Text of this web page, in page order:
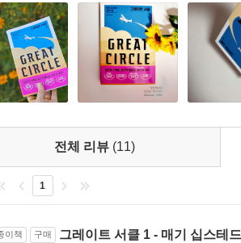
종간을 잡고 그리는 ‘그레이트 서클’을 따
있을 것이다.
하는 것은 무엇이든 생생하게 불러와, 자
셜 타임스
의 이야기는 몬태나에서 맨해튼, 스코틀
꽉꽉 들어찬 20세기 초 미국 역사의 카니
시대의 미국 서부든 전시의 런던이든 할
어 있어서 독자는 완전히 몰입하는
스 리뷰
전체 리뷰 (11)
1
이책 구매 그레이트 서클 1 - 매기 십스테드